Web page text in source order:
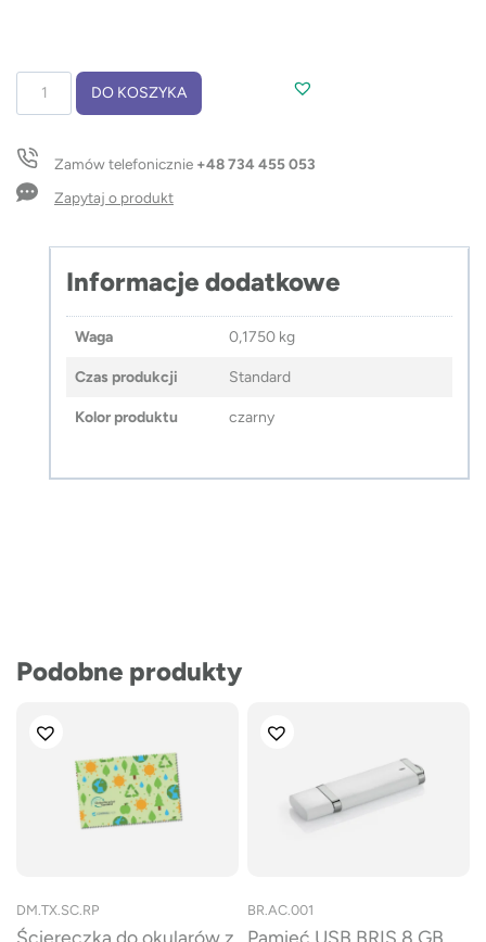
UNIVER
DO KOSZYKA
Zamów telefonicznie +48 734 455 053
Zapytaj o produkt
Informacje dodatkowe
Waga 0,1750 kg
Czas produkcji Standard
Kolor produktu czarny
Podobne produkty
DM.TX.SC.RP
Ściereczka do okularów z
BR.AC.001
Pamięć USB BRIS 8 GB